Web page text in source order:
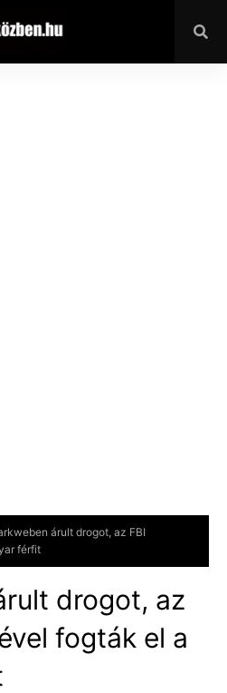
árult drogot, az FBI
férfit
drogot, az
fogták el a